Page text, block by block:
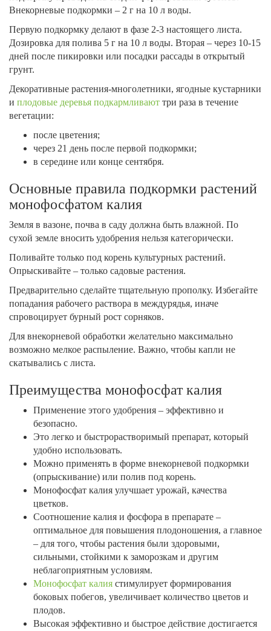
Внекорневые подкормки – 2 г на 10 л воды.
Первую подкормку делают в фазе 2-3 настоящего листа.
Дозировка для полива 5 г на 10 л воды. Вторая – через 10-15
дней после пикировки или посадки рассады в открытый
грунт.
Декоративные растения-многолетники, ягодные кустарники
и плодовые деревья подкармливают три раза в течение
вегетации:
после цветения;
через 21 день после первой подкормки;
в середине или конце сентября.
Основные правила подкормки растений
монофосфатом калия
Земля в вазоне, почва в саду должна быть влажной. По
сухой земле вносить удобрения нельзя категорически.
Поливайте только под корень культурных растений.
Опрыскивайте – только садовые растения.
Предварительно сделайте тщательную прополку. Избегайте
попадания рабочего раствора в междурядья, иначе
спровоцирует бурный рост сорняков.
Для внекорневой обработки желательно максимально
возможно мелкое распыление. Важно, чтобы капли не
скатывались с листа.
Преимущества монофосфат калия
Применение этого удобрения – эффективно и
безопасно.
Это легко и быстрорастворимый препарат, который
удобно использовать.
Можно применять в форме внекорневой подкормки
(опрыскивание) или полив под корень.
Монофосфат калия улучшает урожай, качества
цветков.
Соотношение калия и фосфора в препарате –
оптимальное для повышения плодоношения, а главное
– для того, чтобы растения были здоровыми,
сильными, стойкими к заморозкам и другим
неблагоприятным условиям.
Монофосфат калия стимулирует формирования
боковых побегов, увеличивает количество цветов и
плодов.
Высокая эффективно и быстрое действие достигается